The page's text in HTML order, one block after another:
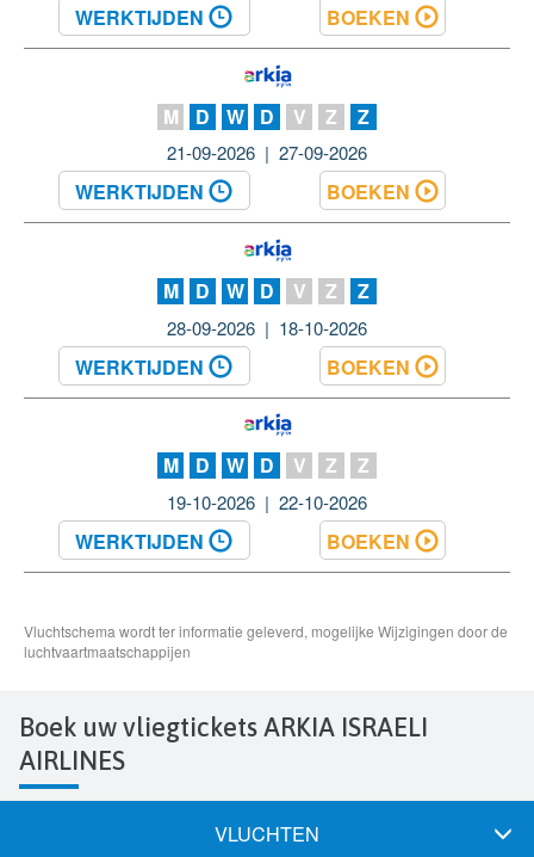
Boek uw vliegtickets ARKIA ISRAELI
AIRLINES